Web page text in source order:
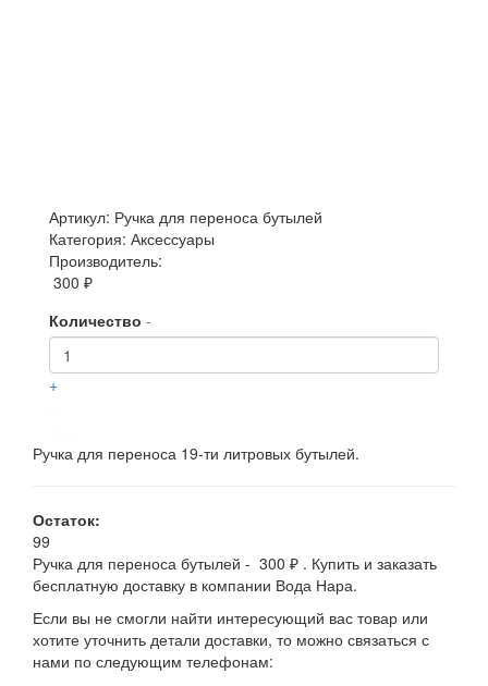
Артикул: Ручка для переноса бутылей
Категория: Аксессуары
Производитель:
300 ₽
Количество -
+
Ручка для переноса 19-ти литровых бутылей.
Остаток:
99
Ручка для переноса бутылей - 300 ₽ . Купить и заказать
бесплатную доставку в компании Вода Нара.
Если вы не смогли найти интересующий вас товар или
хотите уточнить детали доставки, то можно связаться с
нами по следующим телефонам: